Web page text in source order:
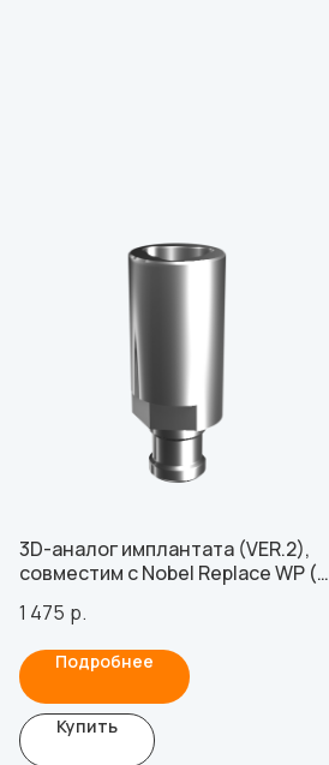
3D-аналог имплантата (VER.2),
совместим с Nobel Replace WP (с
1 475 р.
Подробнее
Купить